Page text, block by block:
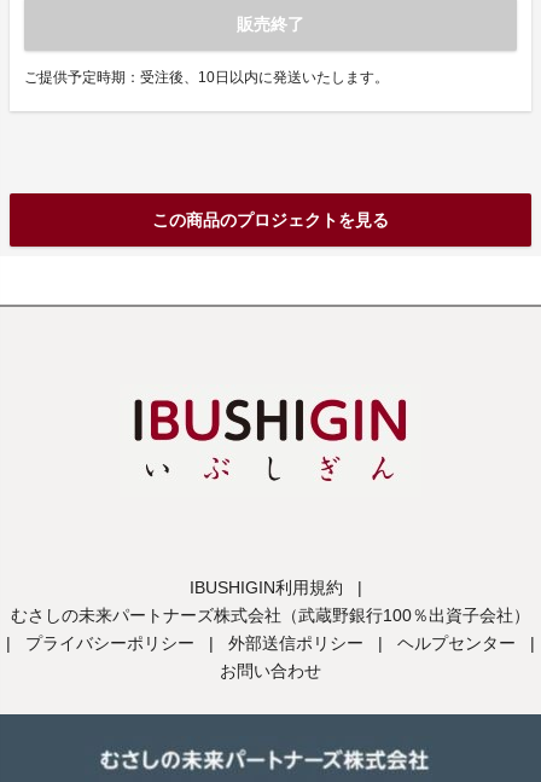
販売終了
ご提供予定時期：受注後、10日以内に発送いたします。
この商品のプロジェクトを見る
IBUSHIGIN利用規約
|
むさしの未来パートナーズ株式会社（武蔵野銀行100％出資子会社）
|
プライバシーポリシー | 外部送信ポリシー | ヘルプセンター
|
お問い合わせ